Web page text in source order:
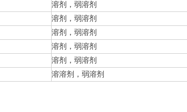
溶剂，弱溶剂
溶剂，弱溶剂
溶剂，弱溶剂
溶剂，弱溶剂
溶剂，弱溶剂
溶溶剂，弱溶剂